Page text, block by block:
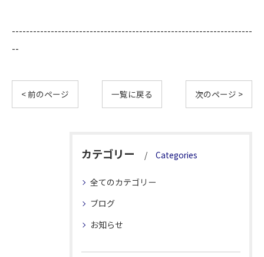
--------------------------------------------------------------------
--
< 前のページ 一覧に戻る 次のページ >
カテゴリー Categories
全てのカテゴリー
ブログ
お知らせ